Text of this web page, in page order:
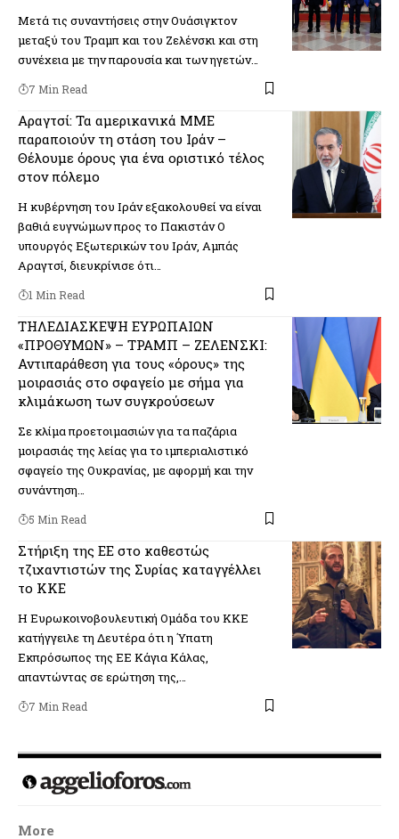
Μετά τις συναντήσεις στην Ουάσιγκτον
μεταξύ του Τραμπ και του Ζελένσκι και στη
συνέχεια με την παρουσία και των ηγετών…
7 Min Read
Αραγτσί: Τα αμερικανικά ΜΜΕ
παραποιούν τη στάση του Ιράν –
Θέλουμε όρους για ένα οριστικό τέλος
στον πόλεμο
H κυβέρνηση του Ιράν εξακολουθεί να είναι
βαθιά ευγνώμων προς το Πακιστάν Ο
υπουργός Εξωτερικών του Ιράν, Αμπάς
Αραγτσί, διευκρίνισε ότι…
1 Min Read
ΤΗΛΕΔΙΑΣΚΕΨΗ ΕΥΡΩΠΑΙΩΝ
«ΠΡΟΘΥΜΩΝ» – ΤΡΑΜΠ – ΖΕΛΕΝΣΚΙ:
Αντιπαράθεση για τους «όρους» της
μοιρασιάς στο σφαγείο με σήμα για
κλιμάκωση των συγκρούσεων
Σε κλίμα προετοιμασιών για τα παζάρια
μοιρασιάς της λείας για το ιμπεριαλιστικό
σφαγείο της Ουκρανίας, με αφορμή και την
συνάντηση…
5 Min Read
Στήριξη της ΕΕ στο καθεστώς
τζιχαντιστών της Συρίας καταγγέλλει
το ΚΚΕ
Η Ευρωκοινοβουλευτική Ομάδα του ΚΚΕ
κατήγγειλε τη Δευτέρα ότι η Ύπατη
Εκπρόσωπος της ΕΕ Κάγια Κάλας,
απαντώντας σε ερώτηση της,…
7 Min Read
More